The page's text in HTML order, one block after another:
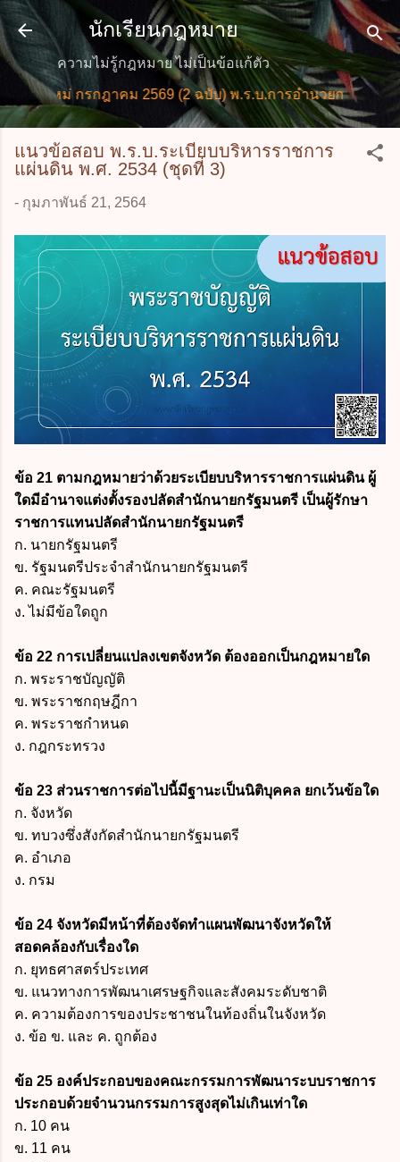
ข้ามไปที่เนื้อหาหลัก
นักเรียนกฎหมาย
ความไม่รู้กฎหมาย ไม่เป็นข้อแก้ตัว
หม่ กรกฎาคม 2569 (2 ฉบับ) พ.ร.บ.การอำนวยการความสะด
แนวข้อสอบ พ.ร.บ.ระเบียบบริหารราชการ
แผ่นดิน พ.ศ. 2534 (ชุดที่ 3)
- กุมภาพันธ์ 21, 2564
ข้อ 21 ตามกฎหมายว่าด้วยระเบียบบริหารราชการแผ่นดิน ผู้
ใดมีอำนาจแต่งตั้งรองปลัดสำนักนายกรัฐมนตรี เป็นผู้รักษา
ราชการแทนปลัดสำนักนายกรัฐมนตรี
ก. นายกรัฐมนตรี
ข. รัฐมนตรีประจำสำนักนายกรัฐมนตรี
ค. คณะรัฐมนตรี
ง. ไม่มีข้อใดถูก
ข้อ 22 การเปลี่ยนแปลงเขตจังหวัด ต้องออกเป็นกฎหมายใด
ก. พระราชบัญญัติ
ข. พระราชกฤษฎีกา
ค. พระราชกำหนด
ง. กฎกระทรวง
ข้อ 23 ส่วนราชการต่อไปนี้มีฐานะเป็นนิติบุคคล ยกเว้นข้อใด
ก. จังหวัด
ข. ทบวงซึ่งสังกัดสำนักนายกรัฐมนตรี
ค. อำเภอ
ง. กรม
ข้อ 24 จังหวัดมีหน้าที่ต้องจัดทำแผนพัฒนาจังหวัดให้
สอดคล้องกับเรื่องใด
ก. ยุทธศาสตร์ประเทศ
ข. แนวทางการพัฒนาเศรษฐกิจและสังคมระดับชาติ
ค. ความต้องการของประชาชนในท้องถิ่นในจังหวัด
ง. ข้อ ข. และ ค. ถูกต้อง
ข้อ 25 องค์ประกอบของคณะกรรมการพัฒนาระบบราชการ
ประกอบด้วยจำนวนกรรมการสูงสุดไม่เกินเท่าใด
ก. 10 คน
ข. 11 คน